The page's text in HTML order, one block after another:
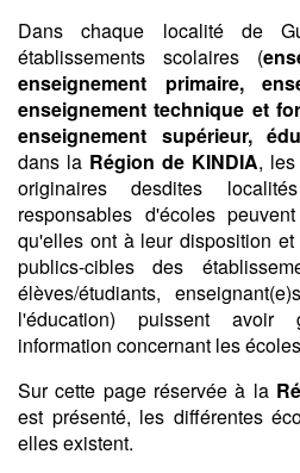
Dans chaque localité de
établissements scolaires (
enseignement primaire,
enseignement technique et
enseignement supérieur,
dans la Région de KINDIA,
originaires desdites
responsables d'écoles
qu'elles ont à leur disposition
publics-cibles des
élèves/étudiants,
l'éducation) puissent avoir
information concernant les
Sur cette page réservée à la
est présenté, les différentes
elles existent.